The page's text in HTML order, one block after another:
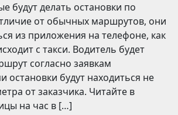
будут делать остановки по
от обычных маршрутов, они
из приложения на телефоне, как
с такси. Водитель будет
согласно заявкам
остановки будут находиться не
от заказчика. Читайте в
на час в […]